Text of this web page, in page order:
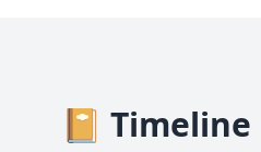
📔 Timeline